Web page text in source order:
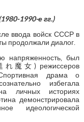
1990-е гг.)
ввода войск СССР в
продолжали диалог.
напряженность, был
れ魔女) режиссеров
драма о
избегала
личных историях
демонстрировала
идеологической